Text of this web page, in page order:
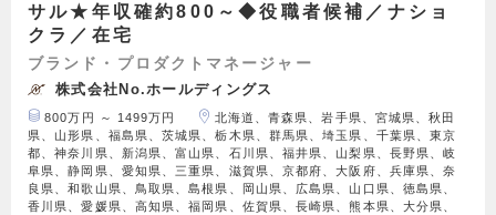
サル★年収確約800～◆役職者候補／ナショ
クラ／在宅
ブランド・プロダクトマネージャー
株式会社No.ホールディングス
800万円 ～ 1499万円
北海道、青森県、岩手県、宮城県、秋田
県、山形県、福島県、茨城県、栃木県、群馬県、埼玉県、千葉県、東京
都、神奈川県、新潟県、富山県、石川県、福井県、山梨県、長野県、岐
阜県、静岡県、愛知県、三重県、滋賀県、京都府、大阪府、兵庫県、奈
良県、和歌山県、鳥取県、島根県、岡山県、広島県、山口県、徳島県、
香川県、愛媛県、高知県、福岡県、佐賀県、長崎県、熊本県、大分県、